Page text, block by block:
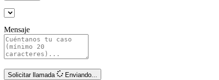
Mensaje
Solicitar llamada Enviando...